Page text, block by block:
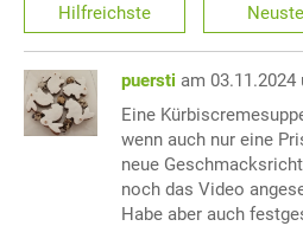
Hilfreichste Neuste
puersti am 03.11.2024
Eine
wenn auch nur eine
neue
noch das Video
Habe aber auch